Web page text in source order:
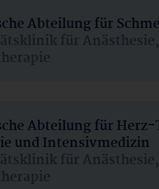
Abteilung für
für
Abteilung für
und Intensivmedizin
für